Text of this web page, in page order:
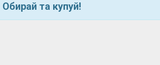
Обирай та купуй!